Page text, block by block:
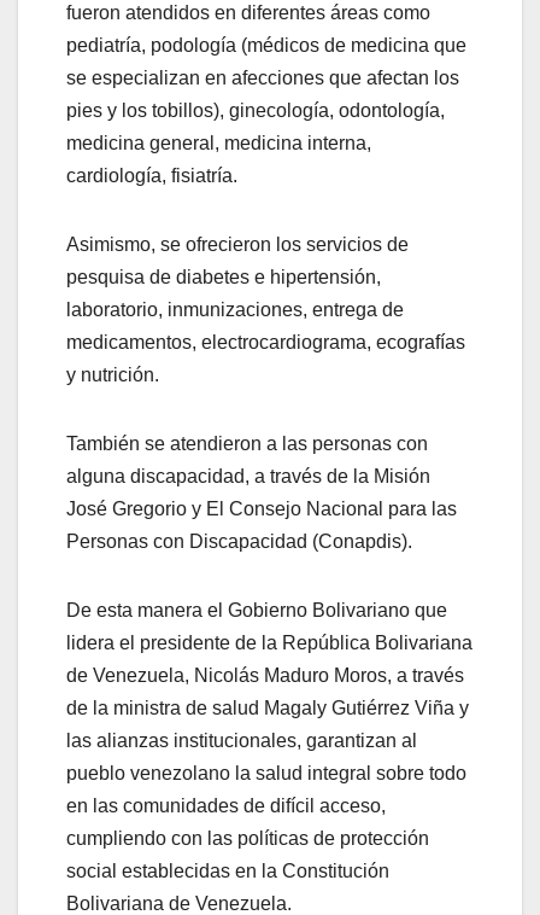
fueron atendidos en diferentes áreas como
pediatría, podología (médicos de medicina que
se especializan en afecciones que afectan los
pies y los tobillos), ginecología, odontología,
medicina general, medicina interna,
cardiología, fisiatría.
Asimismo, se ofrecieron los servicios de
pesquisa de diabetes e hipertensión,
laboratorio, inmunizaciones, entrega de
medicamentos, electrocardiograma, ecografías
y nutrición.
También se atendieron a las personas con
alguna discapacidad, a través de la Misión
José Gregorio y El Consejo Nacional para las
Personas con Discapacidad (Conapdis).
De esta manera el Gobierno Bolivariano que
lidera el presidente de la República Bolivariana
de Venezuela, Nicolás Maduro Moros, a través
de la ministra de salud Magaly Gutiérrez Viña y
las alianzas institucionales, garantizan al
pueblo venezolano la salud integral sobre todo
en las comunidades de difícil acceso,
cumpliendo con las políticas de protección
social establecidas en la Constitución
Bolivariana de Venezuela.